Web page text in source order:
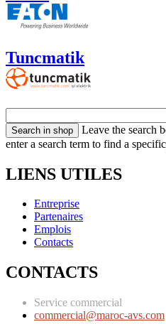
Tuncmatik
Leave the search
enter a search term to find a
LIENS UTILES
Entreprise
Partenaires
Emplois
Contacts
CONTACTS
Service commercial
commercial@maroc-avs.com